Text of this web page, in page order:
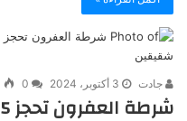
جادت 3 أكتوبر، 2024 0